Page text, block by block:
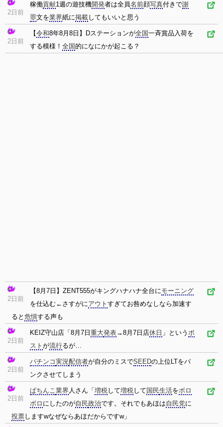
2日前
稼働貢献1週の遊技機開発者は全員名前顔写真付きで謝
罪文を業界紙に掲載してもいいと思う
2日前
【令和8年8月8日】Dステーションが全国一斉賞品入荷を
する模様！ 全国的になにかが起こる？
2日前
【8月7日】ZENT555がキングハナハナ全台にモーニング
を仕込む←さすがにアウト すぎてお咎めなしなら加速す
ると 危惧する声も
2日前
KEIZ守山店「8月7日 重大発表→8月7日店休日 」という ポ
スト が流行るが…
2日前
パチンコ実況配信者が自分のミスでSEEDの上位LTをパ
ンクさせてしまう
2日前
ぱちんこ 業界 人さん「 増税して増税して 国民生活をボロ
ボロ にしたのが自民政治です。それでもあほは自民党に
投票しますwなぜならあほだからですw」